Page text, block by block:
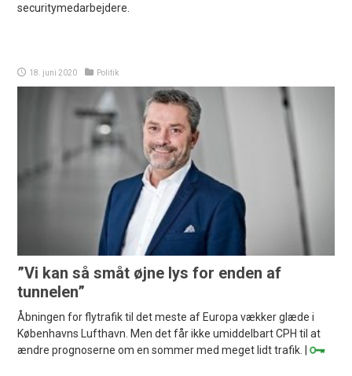
securitymedarbejdere.
18. juni 2020 Politik
”Vi kan så småt øjne lys for enden af
tunnelen”
Åbningen for flytrafik til det meste af Europa vækker glæde i
Københavns Lufthavn. Men det får ikke umiddelbart CPH til at
ændre prognoserne om en sommer med meget lidt trafik. |